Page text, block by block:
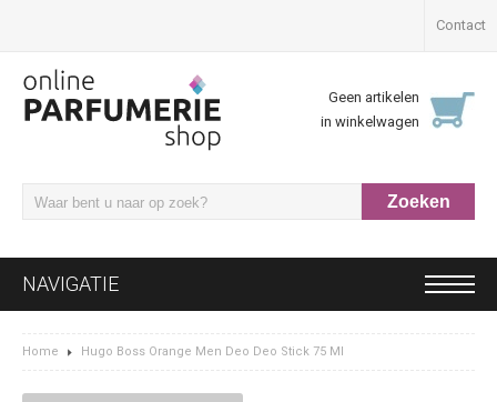
Contact
Geen artikelen
in winkelwagen
NAVIGATIE
Home Hugo Boss Orange Men Deo Deo Stick 75 Ml